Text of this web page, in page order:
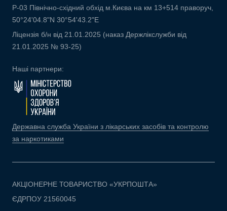
Р-03 Північно-східний обхід м.Києва на км 13+514 праворуч,
50°24'04.8"N 30°54'43.2"E
Ліцензія б/н від 21.01.2025 (наказ Держлікслужби від
21.01.2025 № 93-25)
Наші партнери:
Державна служба України з лікарських засобів та контролю
за наркотиками
АКЦІОНЕРНЕ ТОВАРИСТВО «УКРПОШТА»
ЄДРПОУ 21560045